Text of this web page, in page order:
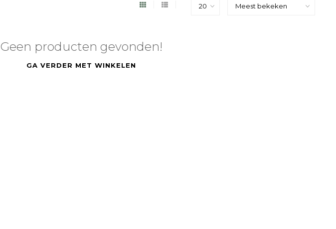
Geen producten gevonden!
GA VERDER MET WINKELEN